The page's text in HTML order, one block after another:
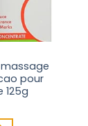
massage
pour
125g